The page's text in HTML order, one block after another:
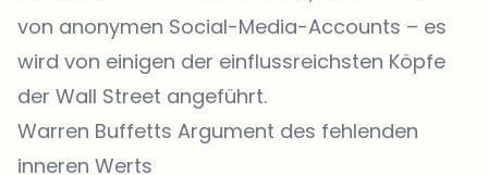
von anonymen Social-Media-Accounts – es
wird von einigen der einflussreichsten Köpfe
der Wall Street angeführt.
Warren Buffetts Argument des fehlenden
inneren Werts